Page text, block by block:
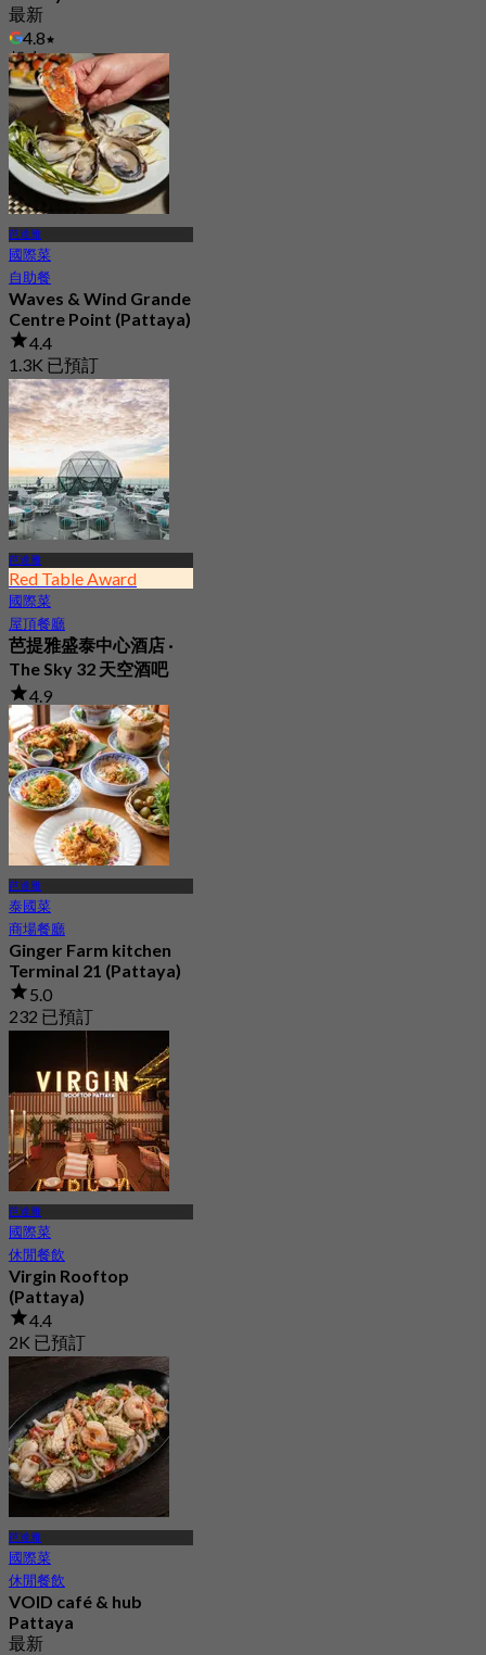
最新
4.8
起฿ 462.5
芭達雅
國際菜
自助餐
Waves & Wind Grande
Centre Point (Pattaya)
4.4
1.3K 已預訂
起฿ 700
芭達雅
Red Table Award
國際菜
屋頂餐廳
芭提雅盛泰中心酒店 ·
The Sky 32 天空酒吧
4.9
11.7K 已預訂
起฿ 980
芭達雅
泰國菜
商場餐廳
Ginger Farm kitchen
Terminal 21 (Pattaya)
5.0
232 已預訂
฿ 622.5
芭達雅
國際菜
休閒餐飲
Virgin Rooftop
(Pattaya)
4.4
2K 已預訂
起
฿ 890
芭達雅
國際菜
休閒餐飲
VOID café & hub
Pattaya
最新